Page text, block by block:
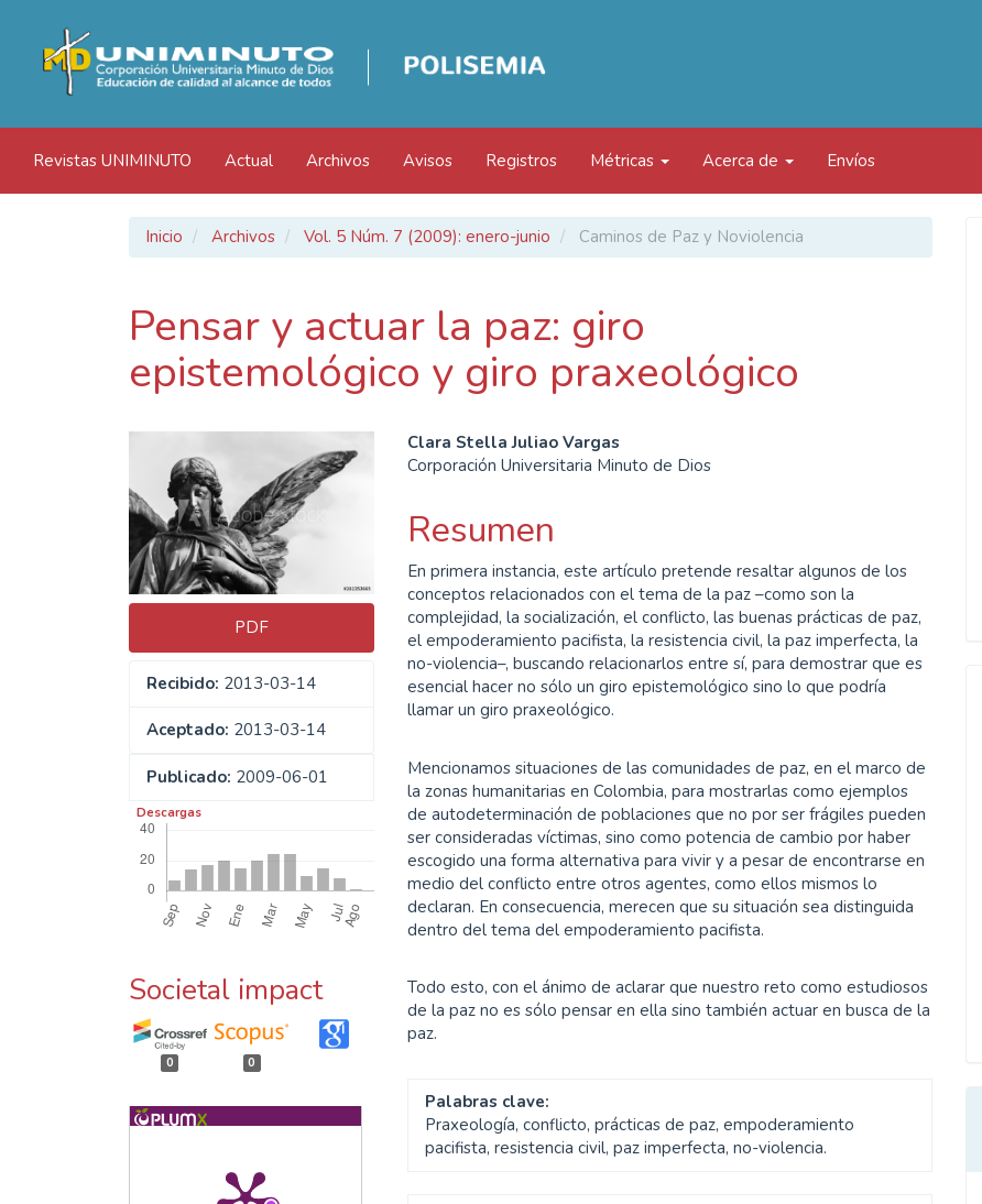
principal
Contenido
principal
Barra
lateral
Revistas UNIMINUTO Actual Archivos Avisos Registros Métricas Acerca de Envíos
Inicio Archivos Vol. 5 Núm. 7 (2009): enero-junio Caminos de Paz y Noviolencia
Pensar y actuar la paz: giro
epistemológico y giro praxeológico
Barra
lateral
del
artículo
PDF
Recibido: 2013-03-14
Aceptado: 2013-03-14
Publicado: 2009-06-01
Descargas
Societal impact
0 0
Contenido
principal
del
artículo
Clara Stella Juliao Vargas
Corporación Universitaria Minuto de Dios
Resumen
En primera instancia, este artículo pretende resaltar algunos de los
conceptos relacionados con el tema de la paz –como son la
complejidad, la socialización, el conflicto, las buenas prácticas de paz,
el empoderamiento pacifista, la resistencia civil, la paz imperfecta, la
no-violencia–, buscando relacionarlos entre sí, para demostrar que es
esencial hacer no sólo un giro epistemológico sino lo que podría
llamar un giro praxeológico.
Mencionamos situaciones de las comunidades de paz, en el marco de
la zonas humanitarias en Colombia, para mostrarlas como ejemplos
de autodeterminación de poblaciones que no por ser frágiles pueden
ser consideradas víctimas, sino como potencia de cambio por haber
escogido una forma alternativa para vivir y a pesar de encontrarse en
medio del conflicto entre otros agentes, como ellos mismos lo
declaran. En consecuencia, merecen que su situación sea distinguida
dentro del tema del empoderamiento pacifista.
Todo esto, con el ánimo de aclarar que nuestro reto como estudiosos
de la paz no es sólo pensar en ella sino también actuar en busca de la
paz.
Palabras clave:
Praxeología, conflicto, prácticas de paz, empoderamiento
pacifista, resistencia civil, paz imperfecta, no-violencia.